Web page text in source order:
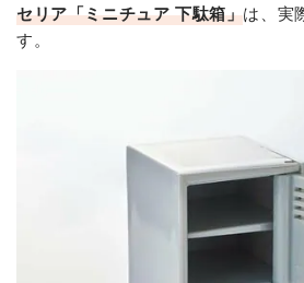
セリア「ミニチュア 下駄箱」は、実
す。